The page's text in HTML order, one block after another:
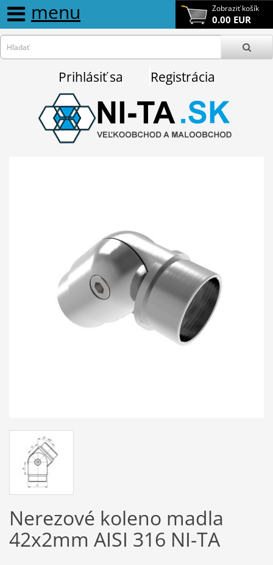
Zobraziť košík
0.00 EUR
menu
Prihlásiť sa Registrácia
Nerezové koleno madla
42x2mm AISI 316 NI-TA